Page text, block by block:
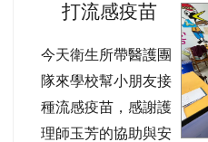
打流感疫苗
今天衛生所帶醫護團
隊來學校幫小朋友接
種流感疫苗，感謝護
理師玉芳的協助與安